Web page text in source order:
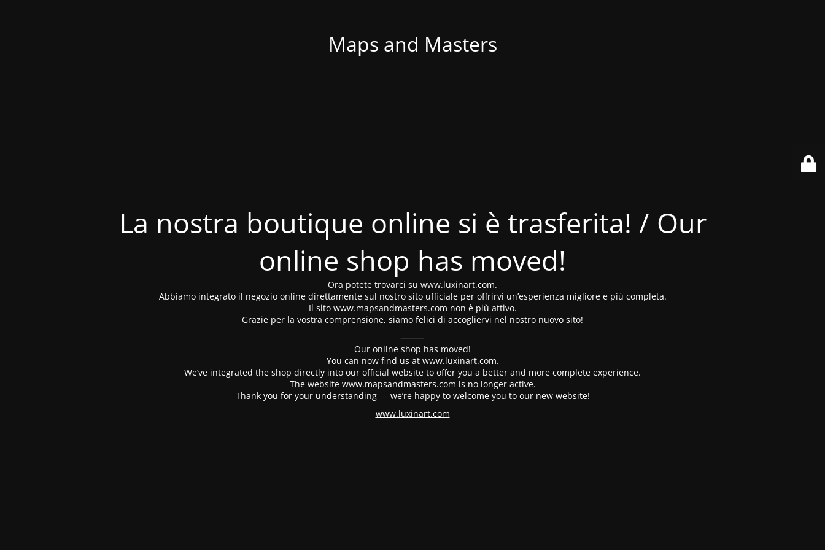
Maps and Masters
La nostra boutique online si è trasferita! / Our
online shop has moved!
Ora potete trovarci su www.luxinart.com.
Abbiamo integrato il negozio online direttamente sul nostro sito ufficiale per offrirvi un’esperienza migliore e più completa.
Il sito www.mapsandmasters.com non è più attivo.
Grazie per la vostra comprensione, siamo felici di accogliervi nel nostro nuovo sito!
⸻
Our online shop has moved!
You can now find us at www.luxinart.com.
We’ve integrated the shop directly into our official website to offer you a better and more complete experience.
The website www.mapsandmasters.com is no longer active.
Thank you for your understanding — we’re happy to welcome you to our new website!
www.luxinart.com